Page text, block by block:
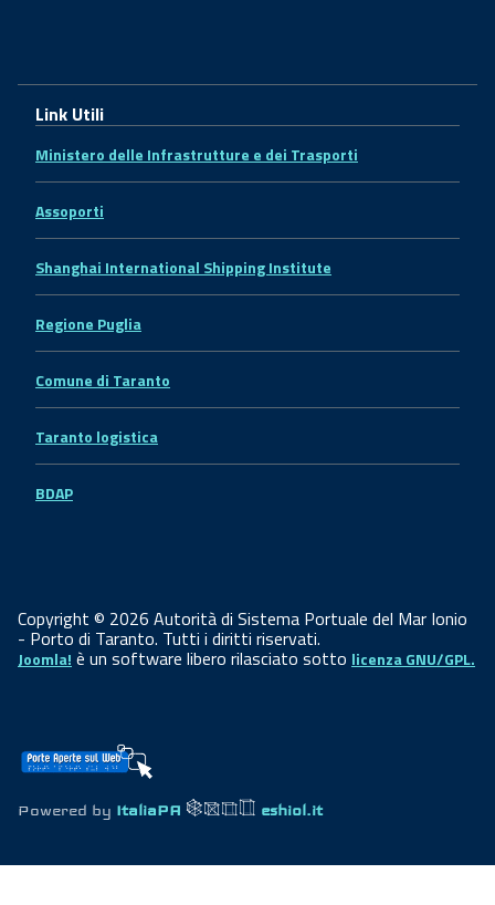
Link Utili
Ministero delle Infrastrutture e dei Trasporti
Assoporti
Shanghai International Shipping Institute
Regione Puglia
Comune di Taranto
Taranto logistica
BDAP
Copyright © 2026 Autorità di Sistema Portuale del Mar Ionio
- Porto di Taranto. Tutti i diritti riservati.
Joomla! è un software libero rilasciato sotto licenza GNU/GPL.
Powered by ItaliaPA eshiol.it